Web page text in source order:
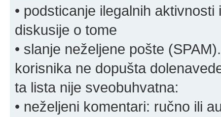
• podsticanje ilegalnih
diskusije o tome
• slanje neželjene pošte
korisnika ne dopušta
ta lista nije sveobuhvatna:
• neželjeni komentari: ručno ili